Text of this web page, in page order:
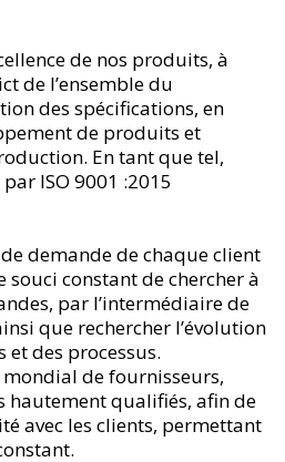
de nos produits, à
de l’ensemble du
des spécifications, en
de produits et
En tant que tel,
ISO 9001 :2015
demande de chaque client
souci constant de chercher à
par l’intermédiaire de
que rechercher l’évolution
des processus.
de fournisseurs,
hautement qualifiés, afin de
avec les clients, permettant